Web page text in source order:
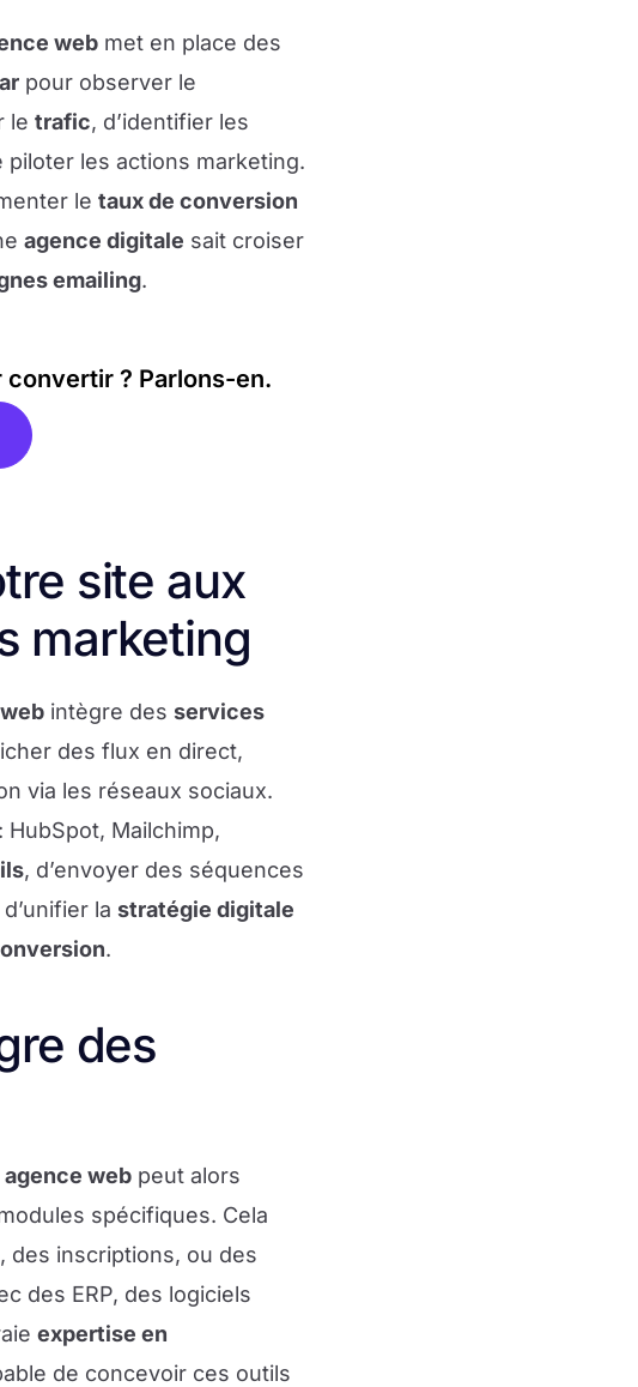
web met en place des
pour observer le
le trafic, d’identifier les
les actions marketing.
le taux de conversion
agence digitale sait croiser
emailing.
convertir ? Parlons-en.
site aux
marketing
intègre des services
des flux en direct,
via les réseaux sociaux.
: HubSpot, Mailchimp,
, d’envoyer des séquences
la stratégie digitale
.
des
agence web peut alors
spécifiques. Cela
des inscriptions, ou des
des ERP, des logiciels
expertise en
de concevoir ces outils